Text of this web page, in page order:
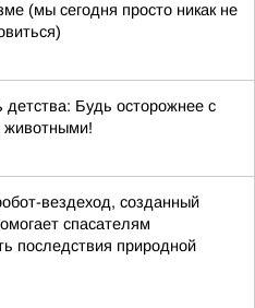
(мы сегодня просто никак не
детства: Будь осторожнее с
животными!
вездеход, созданный
спасателям
последствия природной